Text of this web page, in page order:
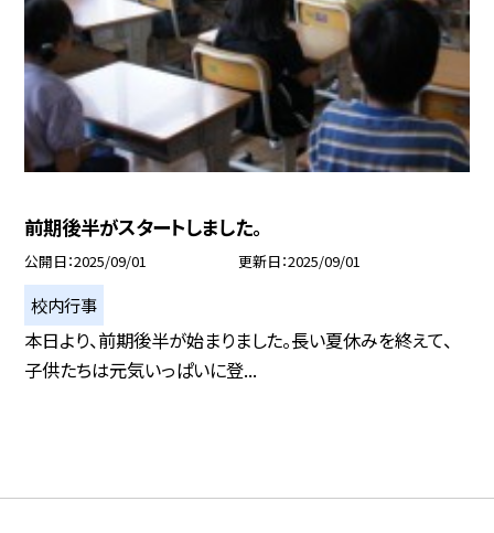
前期後半がスタートしました。
公開日 2025/09/01 更新日 2025/09/01
校内行事
本日より、前期後半が始まりました。長い夏休みを終えて、
子供たちは元気いっぱいに登...